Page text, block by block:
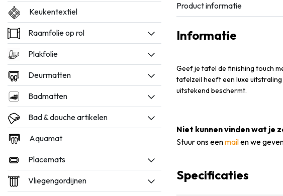
Keukentextiel
Raamfolie op rol
Plakfolie
Deurmatten
Badmatten
Bad & douche artikelen
Aquamat
Placemats
Vliegengordijnen
Product informatie
Informatie
Geef je tafel de finishing touch
tafelzeil heeft een luxe
uitstekend beschermt.
Niet kunnen vinden wat je
Stuur ons eenmailen we
Specificaties